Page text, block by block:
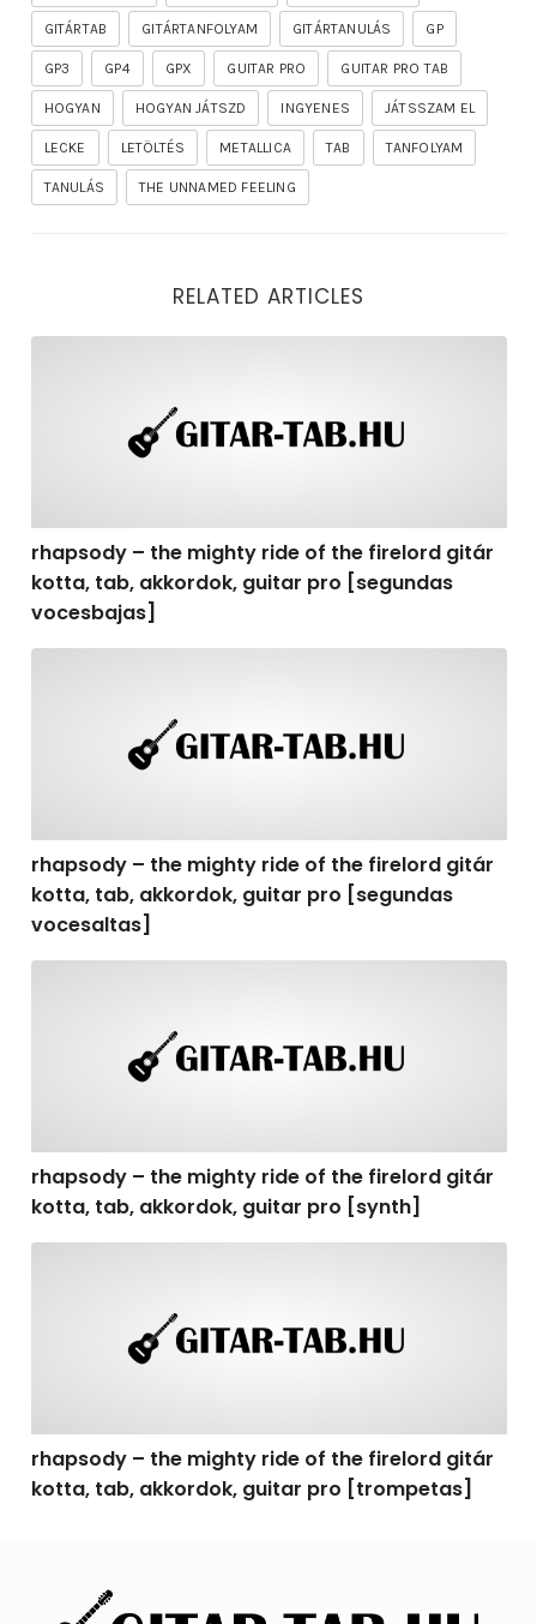
GITÁRTAB GITÁRTANFOLYAM GITÁRTANULÁS GP
GP3 GP4 GPX GUITAR PRO GUITAR PRO TAB
HOGYAN HOGYAN JÁTSZD INGYENES JÁTSSZAM EL
LECKE LETÖLTÉS METALLICA TAB TANFOLYAM
TANULÁS THE UNNAMED FEELING
RELATED ARTICLES
rhapsody – the mighty ride of the firelord gitár
kotta, tab, akkordok, guitar pro [segundas
vocesbajas]
rhapsody – the mighty ride of the firelord gitár
kotta, tab, akkordok, guitar pro [segundas
vocesaltas]
rhapsody – the mighty ride of the firelord gitár
kotta, tab, akkordok, guitar pro [synth]
rhapsody – the mighty ride of the firelord gitár
kotta, tab, akkordok, guitar pro [trompetas]